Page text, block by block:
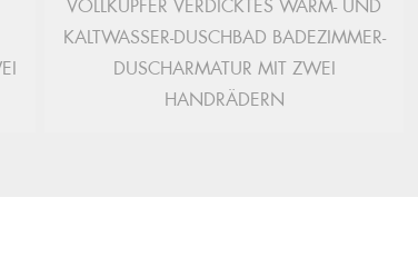
VOLLKUPFER VERDICKTES WARM- UND
KALTWASSER-DUSCHBAD BADEZIMMER-
DUSCHARMATUR MIT ZWEI
HANDRÄDERN